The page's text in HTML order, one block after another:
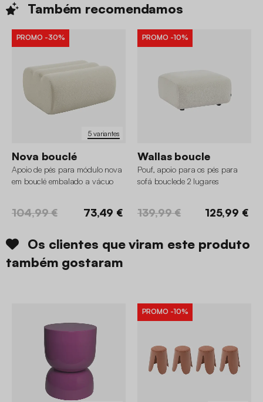
Também recomendamos
5 variantes
PROMO -30%
Nova bouclé
Apoio de pés para módulo nova
em bouclé embalado a vácuo
104,99 € 73,49 €
PROMO -10%
Wallas boucle
Pouf, apoio para os pés para
sofá bouclede 2 lugares
139,99 € 125,99 €
Os clientes que viram este produto
também gostaram
PROMO -10%